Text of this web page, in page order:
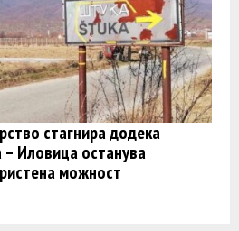
стагнира додека
– Иловица останува
можност